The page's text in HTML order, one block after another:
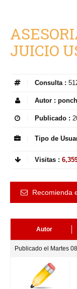
JUICIO
Consulta :
Autor :
Publicado :
Tipo de
Visitas :
Recomienda
Autor
Publicado el Martes